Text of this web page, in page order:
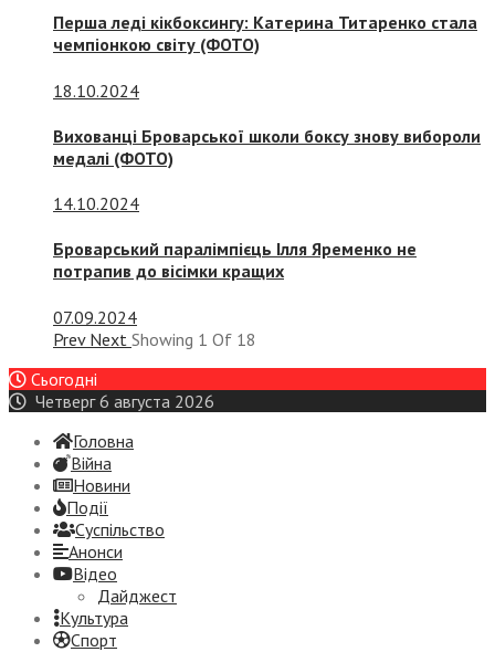
Перша леді кікбоксингу: Катерина Титаренко стала
чемпіонкою світу (ФОТО)
18.10.2024
Вихованці Броварської школи боксу знову вибороли
медалі (ФОТО)
14.10.2024
Броварський паралімпієць Ілля Яременко не
потрапив до вісімки кращих
07.09.2024
Prev Next Showing 1 Of 18
Сьогодні
Четверг 6 августа 2026
Головна
Війна
Новини
Події
Суспiльство
Анонси
Відео
Дайджест
Культура
Спорт